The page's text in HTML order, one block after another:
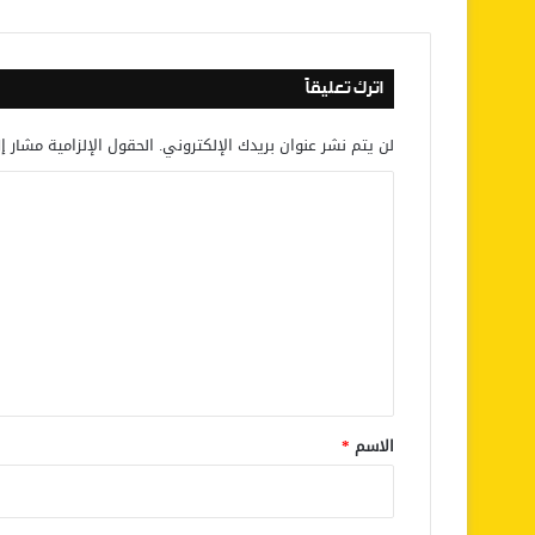
اترك تعليقاً
لن يتم نشر عنوان بريدك الإلكتروني. الحقول الإلزامية مشار
*
الاسم *